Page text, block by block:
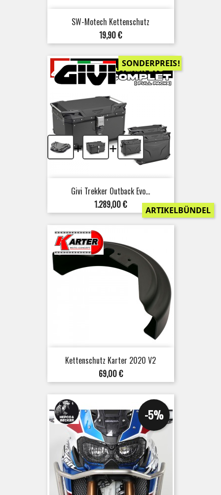
SW-Motech Kettenschutz
Preis
19,90 €
+ +
Givi Trekker Outback Evo...
Preis
1.289,00 €
SONDERPREIS!
ARTIKELBÜNDEL
Kettenschutz Karter 2020 V2
Preis
69,00 €
-5%